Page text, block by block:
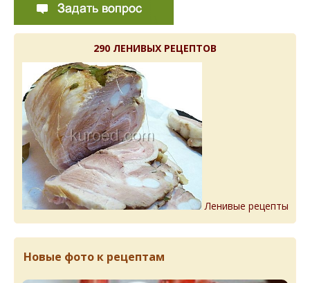
290 ЛЕНИВЫХ РЕЦЕПТОВ
Ленивые рецепты
Новые фото к рецептам